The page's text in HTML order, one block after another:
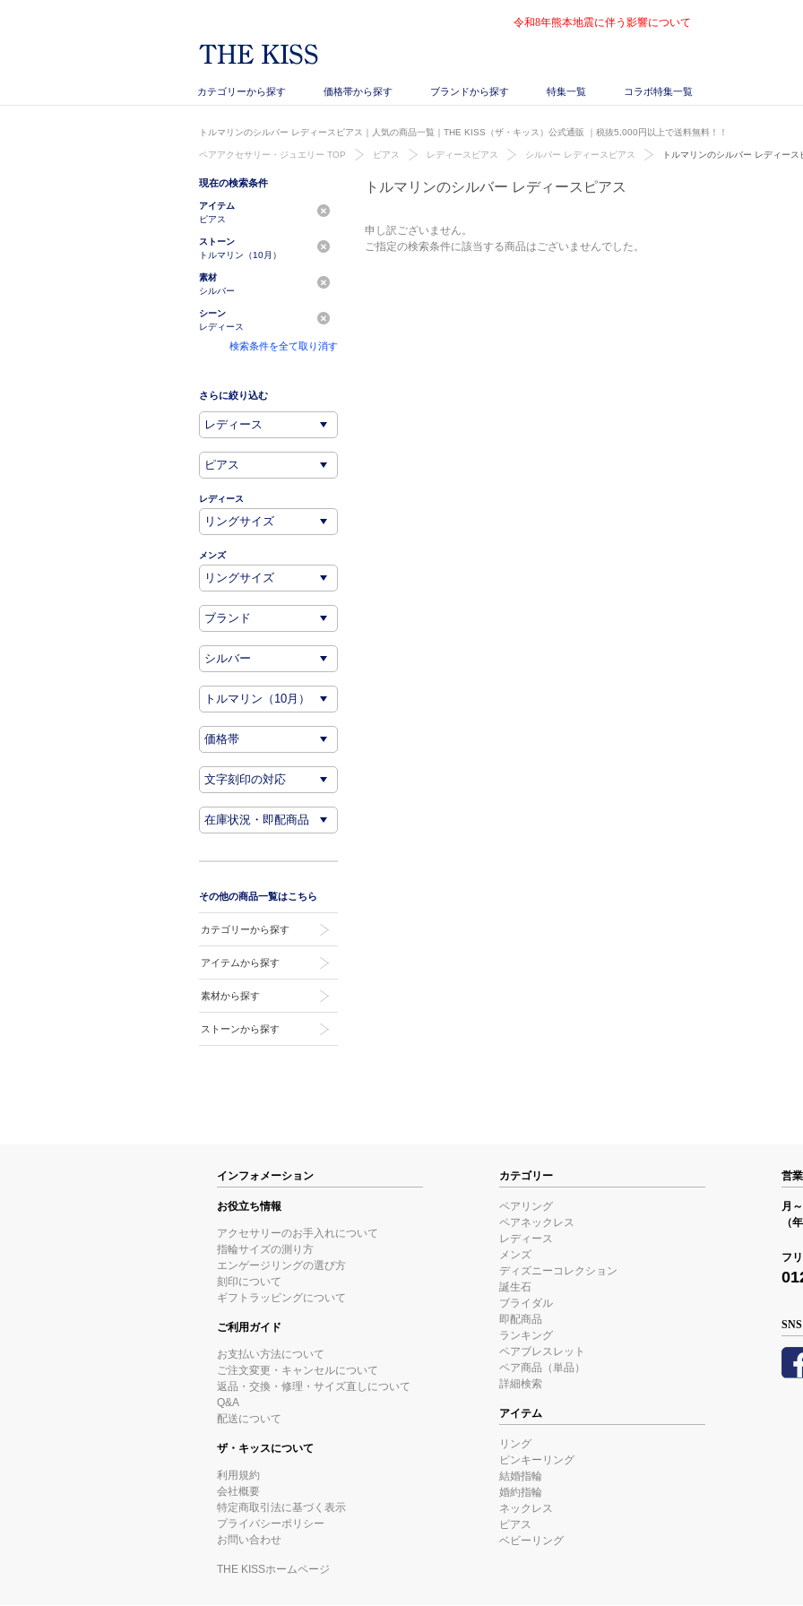
令和8年熊本地震に伴う影響について
カテゴリーから探す 価格帯から探す ブランドから探す 特集一覧 コラボ特集一覧
トルマリンのシルバー レディースピアス｜人気の商品一覧｜THE KISS（ザ・キッス）公式通販 ｜税抜5,000円以上で送料無料！！
ペアアクセサリー・ジュエリー TOP ピアス レディースピアス シルバー レディースピアス トルマリンのシルバー レディース
トルマリンのシルバー レディースピアス
申し訳ございません。
ご指定の検索条件に該当する商品はございませんでした。
現在の検索条件
アイテム
ピアス
ストーン
トルマリン（10月）
素材
シルバー
シーン
レディース
検索条件を全て取り消す
さらに絞り込む
レディース
メンズ
その他の商品一覧はこちら
カテゴリーから探す
アイテムから探す
素材から探す
ストーンから探す
インフォメーション
お役立ち情報
アクセサリーのお手入れについて
指輪サイズの測り方
エンゲージリングの選び方
刻印について
ギフトラッピングについて
ご利用ガイド
お支払い方法について
ご注文変更・キャンセルについて
返品・交換・修理・サイズ直しについて
Q&A
配送について
ザ・キッスについて
利用規約
会社概要
特定商取引法に基づく表示
プライバシーポリシー
お問い合わせ
THE KISSホームページ
カテゴリー
ペアリング
ペアネックレス
レディース
メンズ
ディズニーコレクション
誕生石
ブライダル
即配商品
ランキング
ペアブレスレット
ペア商品（単品）
詳細検索
アイテム
リング
ピンキーリング
結婚指輪
婚約指輪
ネックレス
ピアス
ベビーリング
営
月
（
フ
SNS